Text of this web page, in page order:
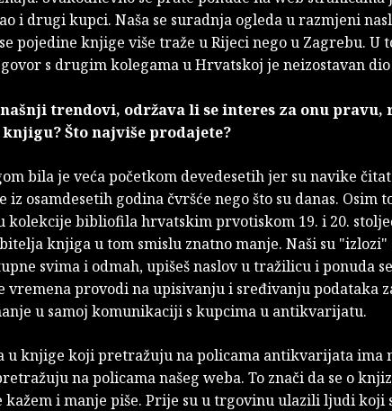
i drugi kupci. Naša se suradnja ogleda u razmjeni
pojedine knjige više traže u Rijeci nego u Zagrebu. U
s drugim kolegama u Hrvatskoj je neizostavan dio
trendovi, održava li se interes za onu
Što najviše prodajete?
bila je veća početkom devedesetih jer su navike
iz osamdesetih godina čvršće nego što su danas. Osim
kolekcije bibliofila hrvatskim prvotiskom 19. i 20.
knjiga u tom smislu znatno manje. Naši su "izlozi"
svima i odmah, upišeš naslov u tražilicu i ponuda
vremena provodi na upisivanju i sređivanju podataka
u samoj komunikaciji s kupcima u antikvarijatu.
u knjige koji pretražuju na policama antikvarijata ima
na policama našeg weba. To znači da se o
kažem i manje piše. Prije su u trgovinu ulazili ljudi koji